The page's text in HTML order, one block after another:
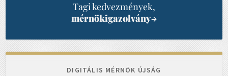
Tagi kedvezmények,
mérnökigazolvány→
DIGITÁLIS MÉRNÖK ÚJSÁG